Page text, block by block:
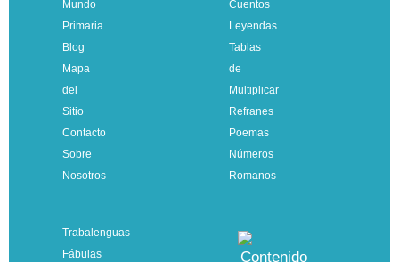
Mundo
Primaria
Blog
Mapa
del
Sitio
Contacto
Sobre
Nosotros
Cuentos
Leyendas
Tablas
de
Multiplicar
Refranes
Poemas
Números
Romanos
Trabalenguas
Fábulas